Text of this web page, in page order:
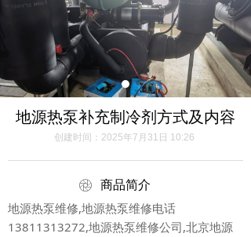
地源热泵补充制冷剂方式及内容
商品简介
创建时间： 2025年7月31日 10:26
地源热泵维修,地源热泵维修电话
13811313272,地源热泵维修公司,北京地源
ꁵ